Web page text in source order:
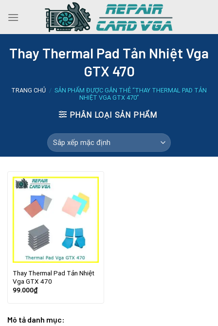
Thay Thermal Pad Tản Nhiệt Vga
GTX 470
TRANG CHỦ / SẢN PHẨM ĐƯỢC GẮN THẺ “THAY THERMAL PAD TẢN
NHIỆT VGA GTX 470”
PHÂN LOẠI SẢN PHẨM
Thay Thermal Pad Tản Nhiệt
Vga GTX 470
99.000₫
Mô tả danh mục: